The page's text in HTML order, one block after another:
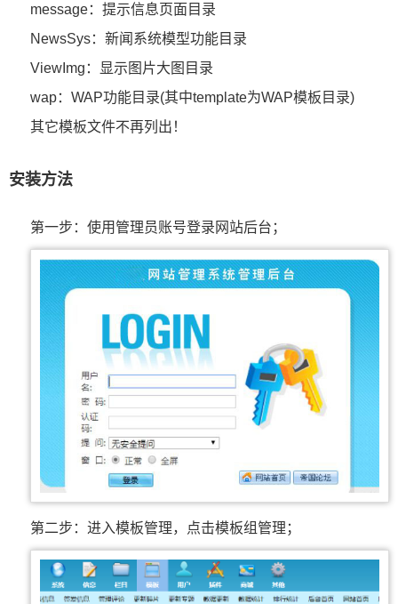
message：提示信息页面目录
NewsSys：新闻系统模型功能目录
ViewImg：显示图片大图目录
wap：WAP功能目录(其中template为WAP模板目录)
其它模板文件不再列出！
安装方法
第一步：使用管理员账号登录网站后台；
第二步：进入模板管理，点击模板组管理；